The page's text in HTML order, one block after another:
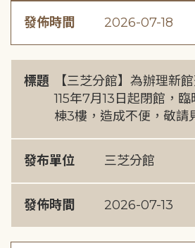
發佈時間 2026-07-18
標題
【三芝分館】為辦理新
115年7月13日起閉館，
棟3樓，造成不便，敬請
發布單位 三芝分館
發佈時間 2026-07-13